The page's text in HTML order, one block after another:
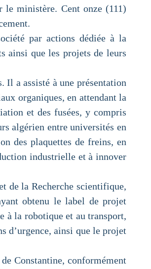
le ministère. Cent onze (111)
par actions dédiée à la
ainsi que les projets de leurs
Il a assisté à une présentation
organiques, en attendant la
et des fusées, y compris
algérien entre universités en
des plaquettes de freins, en
industrielle et à innover
de la Recherche scientifique,
obtenu le label de projet
à la robotique et au transport,
d’urgence, ainsi que le projet
Constantine, conformément